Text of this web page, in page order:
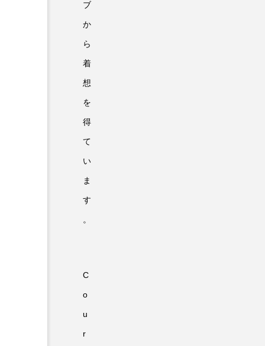
ブ
か
ら
着
想
を
得
て
い
ま
す
。
C
o
u
r